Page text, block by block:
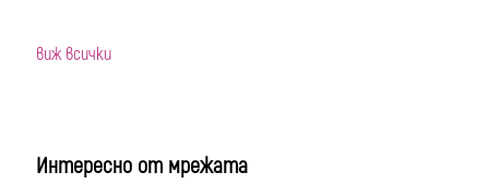
виж всички
Интересно от мрежата